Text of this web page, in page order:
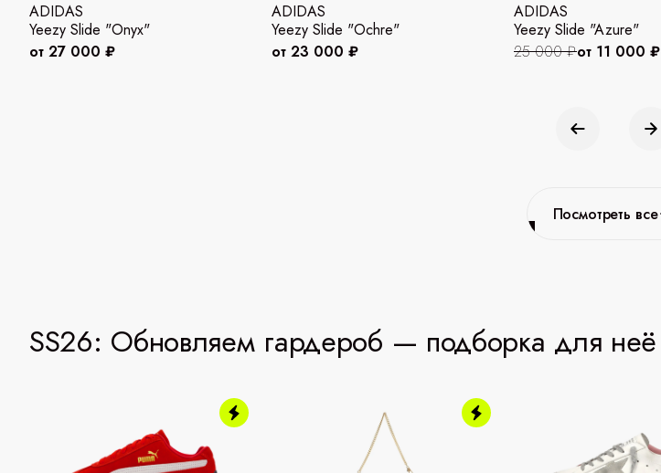
ADIDAS
Yeezy Slide "Onyx"
от 27 000 ₽
ADIDAS
Yeezy Slide "Ochre"
от 23 000 ₽
ADIDAS
Yeezy Slide "Azure"
25 000 ₽от 11 000 ₽
Посмотреть все
SS26: Обновляем гардероб — подборка для неё